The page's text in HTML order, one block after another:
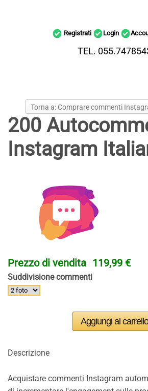
Registrati Login
TEL.
Torna a: Comprare commenti
200
Instagram
Prezzo di vendita 119,99 €
Suddivisione commenti
Descrizione
Acquistare commenti Instagram